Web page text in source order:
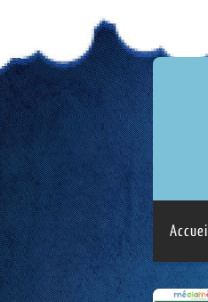
Accueil